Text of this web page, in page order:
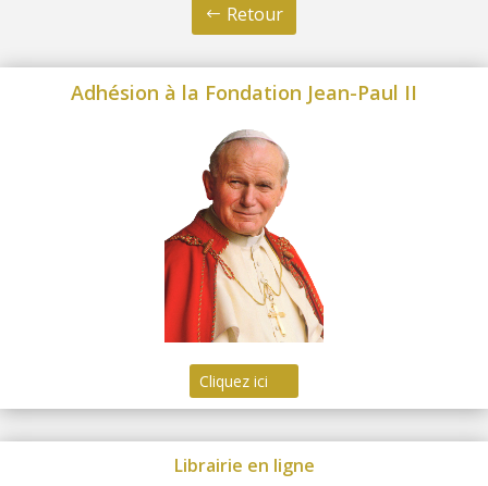
Retour
Adhésion à la Fondation Jean-Paul II
Cliquez ici
Librairie en ligne